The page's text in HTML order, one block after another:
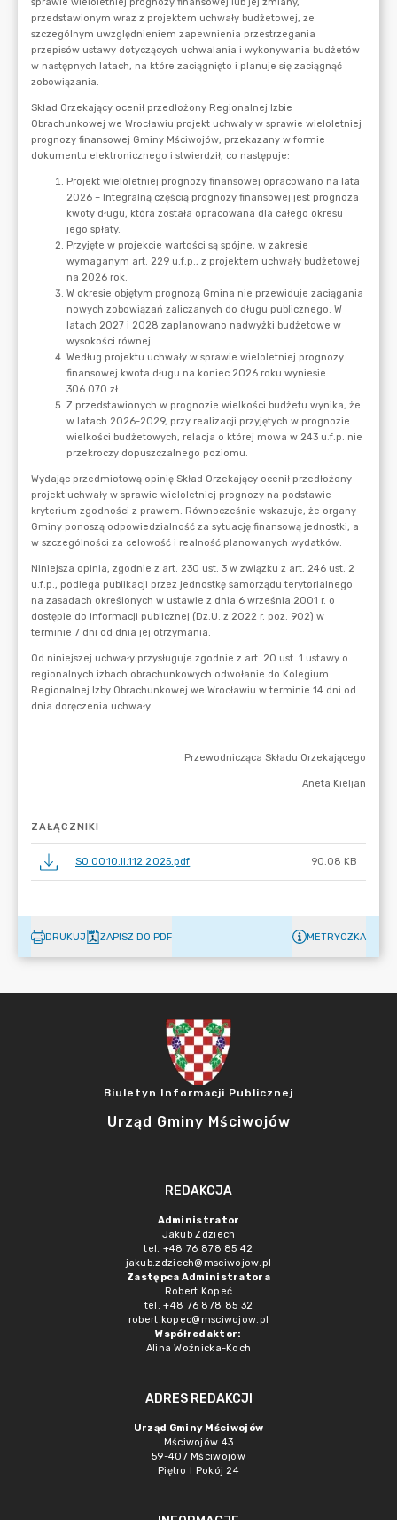
ZAŁĄCZNIKI
SO.0010.II.112.2025.pdf 90.08 KB
DRUKUJ ZAPISZ DO PDF METRYCZKA
Biuletyn Informacji Publicznej
Urząd Gminy Mściwojów
REDAKCJA
Administrator
Jakub Zdziech
tel. +48 76 878 85 42
jakub.zdziech@msciwojow.pl
Zastępca Administratora
Robert Kopeć
tel. +48 76 878 85 32
robert.kopec@msciwojow.pl
Współredaktor:
Alina Woźnicka-Koch
ADRES REDAKCJI
Urząd Gminy Mściwojów
Mściwojów 43
59-407 Mściwojów
Piętro I Pokój 24